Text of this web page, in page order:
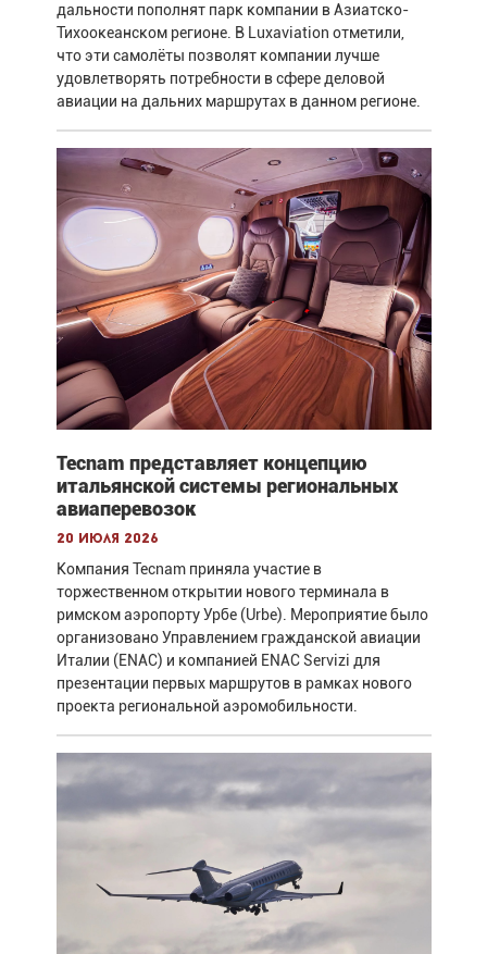
дальности пополнят парк компании в Азиатско-
Тихоокеанском регионе. В Luxaviation отметили,
что эти самолёты позволят компании лучше
удовлетворять потребности в сфере деловой
авиации на дальних маршрутах в данном регионе.
Tecnam представляет концепцию
итальянской системы региональных
авиаперевозок
20 июля 2026
Компания Tecnam приняла участие в
торжественном открытии нового терминала в
римском аэропорту Урбе (Urbe). Мероприятие было
организовано Управлением гражданской авиации
Италии (ENAC) и компанией ENAC Servizi для
презентации первых маршрутов в рамках нового
проекта региональной аэромобильности.